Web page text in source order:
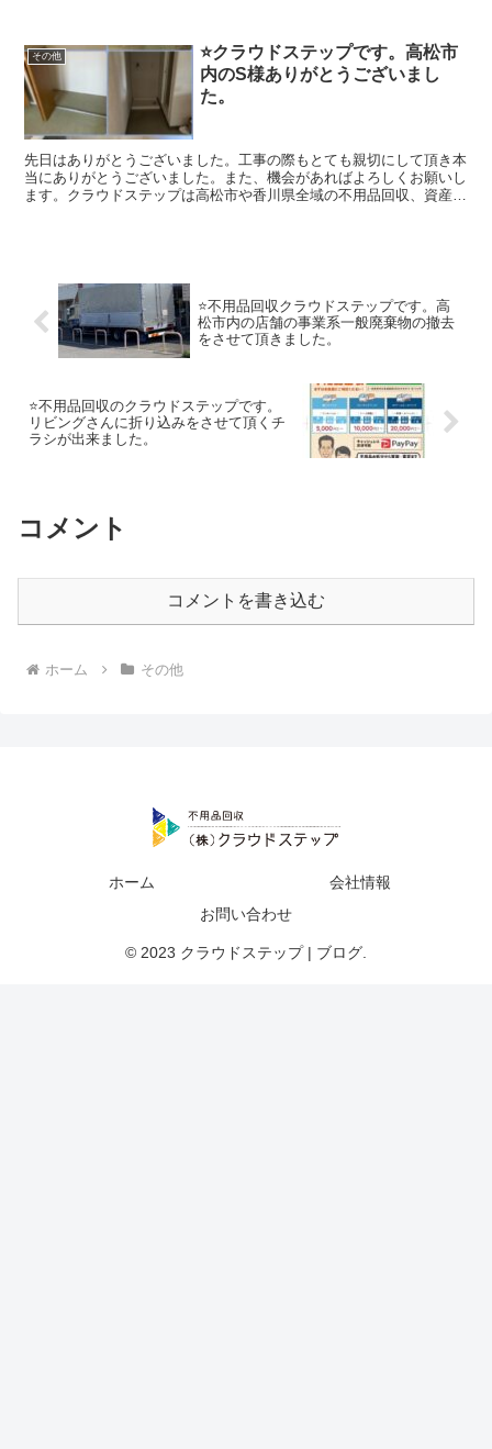
など幅広く対応出来ますのでよろしくお願いします。
その他
⭐️クラウドステップです。高松市
内のS様ありがとうございまし
た。
先日はありがとうございました。工事の際もとても親切にして頂き本
当にありがとうございました。また、機会があればよろしくお願いし
ます。クラウドステップは高松市や香川県全域の不用品回収、資産整
来ますのでよろしくお願いします。
⭐️不用品回収クラウドステップです。高
松市内の店舗の事業系一般廃棄物の撤去
をさせて頂きました。
⭐️不用品回収のクラウドステップです。
リビングさんに折り込みをさせて頂くチ
ラシが出来ました。
コメント
コメントを書き込む
ホーム その他
ホーム
会社情報
お問い合わせ
© 2023 クラウドステップ | ブログ.